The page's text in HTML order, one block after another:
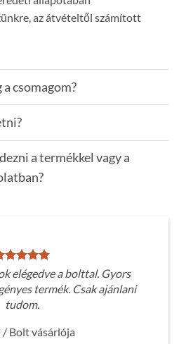
az átvételtől számított
csomagom?
a termékkel vagy a
elégedve a bolttal. Gyors
termék. Csak ajánlani
tudom.
/ Bolt vásárlója